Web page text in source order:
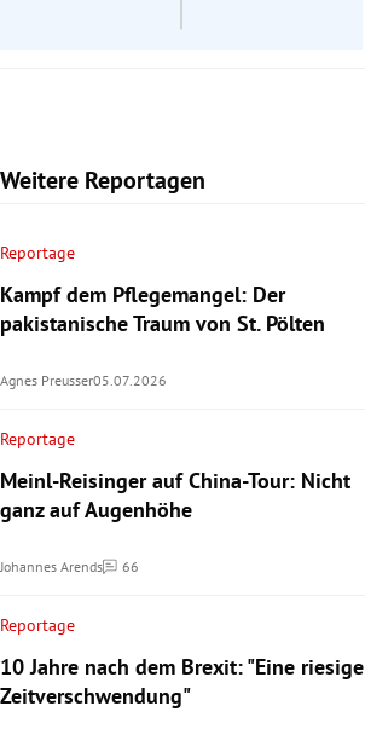
Weitere Reportagen
Reportage
Kampf dem Pflegemangel: Der
pakistanische Traum von St. Pölten
Agnes Preusser05.07.2026
Reportage
Meinl-Reisinger auf China-Tour: Nicht
ganz auf Augenhöhe
Johannes Arends 66
Kommentare
Reportage
10 Jahre nach dem Brexit: "Eine riesige
Zeitverschwendung"